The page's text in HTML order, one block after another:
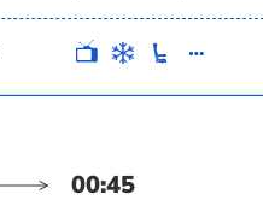
00:45